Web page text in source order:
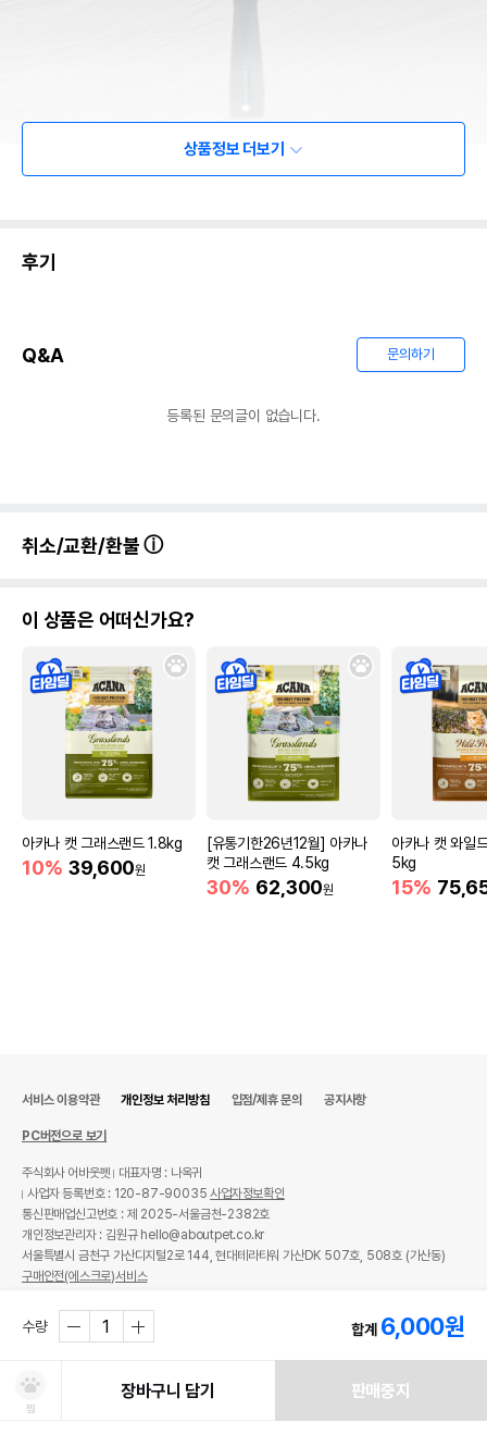
상품정보 더보기
후기
Q&A 문의하기
등록된 문의글이 없습니다.
취소/교환/환불
이 상품은 어떠신가요?
아카나 캣 그래스랜드 1.8kg
10% 39,600원
[유통기한26년12월] 아카나
캣 그래스랜드 4.5kg
30% 62,300원
아카나 캣 와일
5kg
15%
수량 합계 6,000원
찜
장바구니 담기 판매중지
서비스 이용약관 개인정보 처리방침 입점/제휴 문의 공지사항
PC버전으로 보기
주식회사 어바웃펫
대표자명 : 나옥귀
사업자 등록번호 : 120-87-90035사업자정보확인
통신판매업신고번호 : 제 2025-서울금천-2382호
개인정보관리자 : 김원규 hello@aboutpet.co.kr
서울특별시 금천구 가산디지털2로 144, 현대테라타워 가산DK 507호, 508호 (가산동)
구매안전(에스크로)서비스